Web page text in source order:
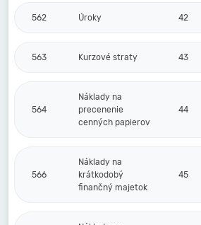
562 Úroky 42
563 Kurzové straty 43
564
Náklady na
precenenie
cenných papierov
44
566
Náklady na
krátkodobý
finančný majetok
45